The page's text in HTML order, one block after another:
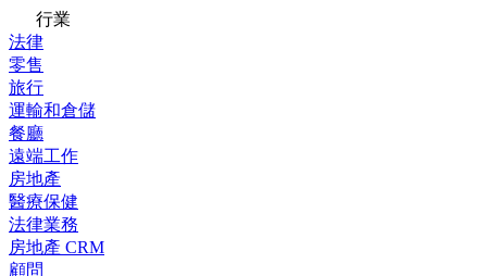
行業
法律
零售
旅行
運輸和倉儲
餐廳
遠端工作
房地產
醫療保健
法律業務
房地產 CRM
顧問